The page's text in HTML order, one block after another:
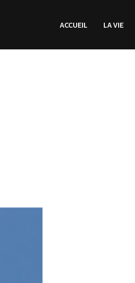
ACCUEIL LA VIE